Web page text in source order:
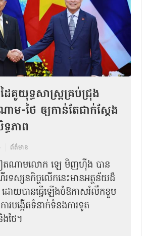
ៃគូយុទ្ធសាស្ត្រគ្រប់ជ្រុង
ម-ថៃ ឲ្យកាន់តែជាក់ស្ដែង
ធភាព
ព័ត៌មាន
វៀតណាមលោក ឡេ មិញហ៊ឹង បាន
ទស្សនកិច្ចលើកនេះមានអត្ថន័យដ៏
យបានធ្វើឡើងចំឱកាសរំលឹកខួប
បង្កើតទំនាក់ទំនងការទូត
ងថៃ។